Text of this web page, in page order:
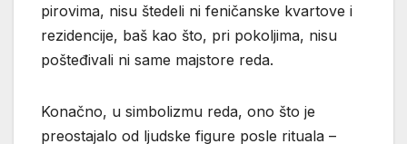
pirovima, nisu štedeli ni feničanske kvartove i
rezidencije, baš kao što, pri pokoljima, nisu
pošteđivali ni same majstore reda.
Konačno, u simbolizmu reda, ono što je
preostajalo od ljudske figure posle rituala –